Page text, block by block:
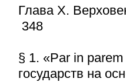
Глава X.
348
§ 1. «Par in
государств на